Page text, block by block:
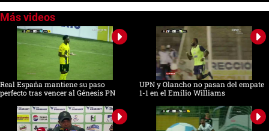
seconds
seconds
Real España mantiene su paso
perfecto tras vencer al Génesis PN
UPN y Olancho no pasan del empate
1-1 en el Emilio Williams